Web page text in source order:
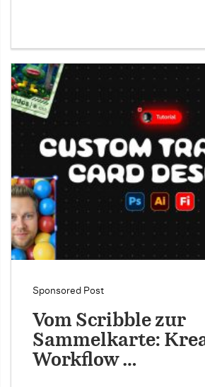
Sponsored Post
Vom Scribble zur
Sammelkarte:
Workflow …